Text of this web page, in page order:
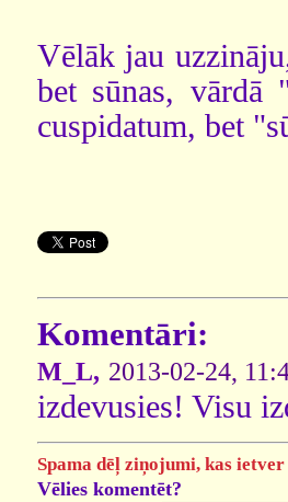
Vēlāk jau
bet sūnas, vārdā
cuspidatum, bet
Komentāri:
M_L, 2013-02-24,
izdevusies! Visu
Spama dēļ ziņojumi, kas
Vēlies komentēt?